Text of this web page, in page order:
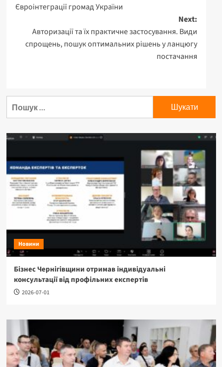
navigation
Євроінтеграції громад України
Next:
Авторизації та їх практичне застосування. Види
спрощень, пошук оптимальних рішень у ланцюгу
постачання
Новини
Бізнес Чернігівщини отримав індивідуальні
консультації від профільних експертів
2026-07-01